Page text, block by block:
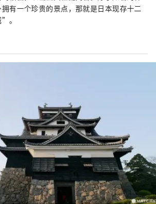
有一个珍贵的景点，那就是日本现存十二
。